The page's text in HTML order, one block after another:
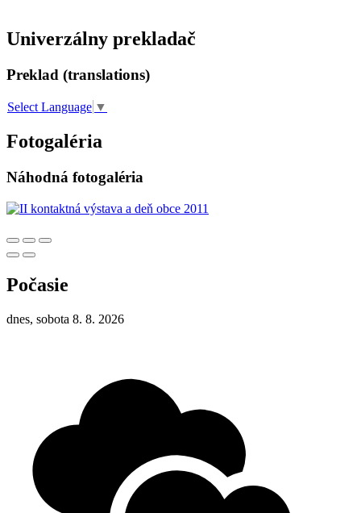
Univerzálny prekladač
Preklad (translations)
Select Language ▼
Fotogaléria
Náhodná fotogaléria
Počasie
dnes, sobota 8. 8. 2026